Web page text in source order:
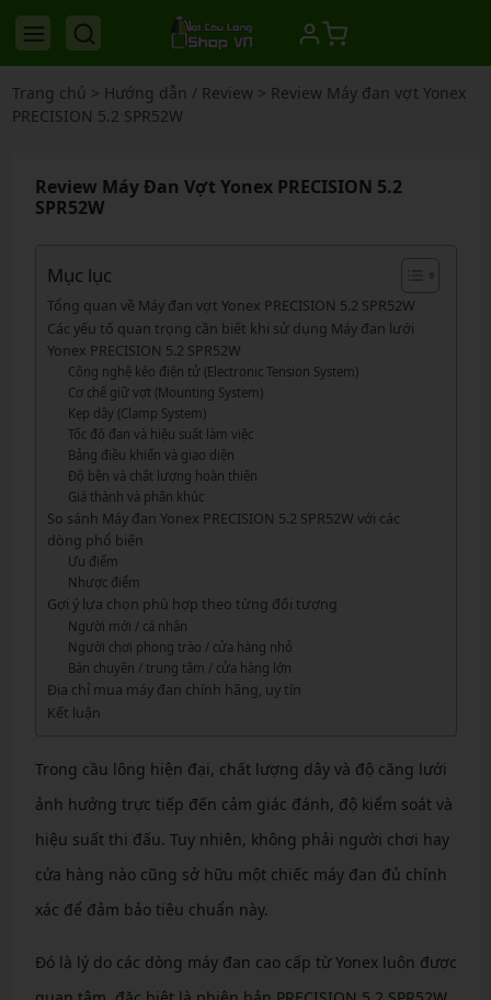
Trang chủ > Hướng dẫn / Review> Review Máy đan vợt Yonex
PRECISION 5.2 SPR52W
Review Máy Đan Vợt Yonex PRECISION 5.2
SPR52W
Mục lục
Tổng quan về Máy đan vợt Yonex PRECISION 5.2 SPR52W
Các yếu tố quan trọng cần biết khi sử dụng Máy đan lưới
Yonex PRECISION 5.2 SPR52W
Công nghệ kéo điện tử (Electronic Tension System)
Cơ chế giữ vợt (Mounting System)
Kẹp dây (Clamp System)
Tốc độ đan và hiệu suất làm việc
Bảng điều khiển và giao diện
Độ bền và chất lượng hoàn thiện
Giá thành và phân khúc
So sánh Máy đan Yonex PRECISION 5.2 SPR52W với các
dòng phổ biến
Ưu điểm
Nhược điểm
Gợi ý lựa chọn phù hợp theo từng đối tượng
Người mới / cá nhân
Người chơi phong trào / cửa hàng nhỏ
Bán chuyên / trung tâm / cửa hàng lớn
Địa chỉ mua máy đan chính hãng, uy tín
Kết luận
Trong cầu lông hiện đại, chất lượng dây và độ căng lưới
ảnh hưởng trực tiếp đến cảm giác đánh, độ kiểm soát và
hiệu suất thi đấu. Tuy nhiên, không phải người chơi hay
cửa hàng nào cũng sở hữu một chiếc máy đan đủ chính
xác để đảm bảo tiêu chuẩn này.
Đó là lý do các dòng máy đan cao cấp từ Yonex luôn được